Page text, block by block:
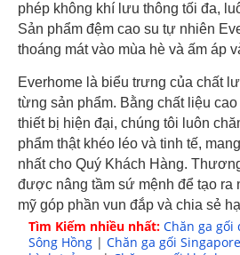
phép không khí lưu thông tối đa,
Sản phẩm đệm cao su tự nhiên
thoáng mát vào mùa hè và ấm áp
Everhome là biểu trưng của chất
từng sản phẩm. Bằng chất liệu
thiết bị hiện đại, chúng tôi luôn
phẩm thật khéo léo và tinh tế,
nhất cho Quý Khách Hàng.
được nâng tầm sứ mệnh để tạo ra
mỹ góp phần vun đắp và chia sẻ
Thân thiện với môi trường
Tìm Kiếm nhiều nhất: Chăn ga gối
Sông Hồng | Chăn ga gối Singapore